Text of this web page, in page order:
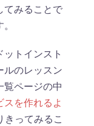
てみることで
ットインスト
ルのレッスン
覧ページの中
スを作れるよ
きってみるこ